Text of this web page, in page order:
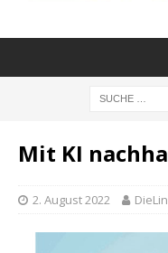
Mit KI
2. August 2022